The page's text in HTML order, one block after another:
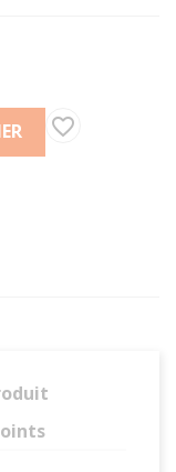
favorite_border